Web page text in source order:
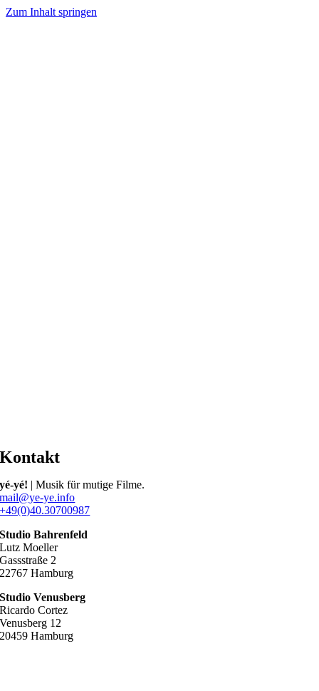
Zum Inhalt springen
Kontakt
yé-yé! | Musik für mutige Filme.
mail@ye-ye.info
+49(0)40.30700987
Studio Bahrenfeld
Lutz Moeller
Gassstraße 2
22767 Hamburg
Studio Venusberg
Ricardo Cortez
Venusberg 12
20459 Hamburg